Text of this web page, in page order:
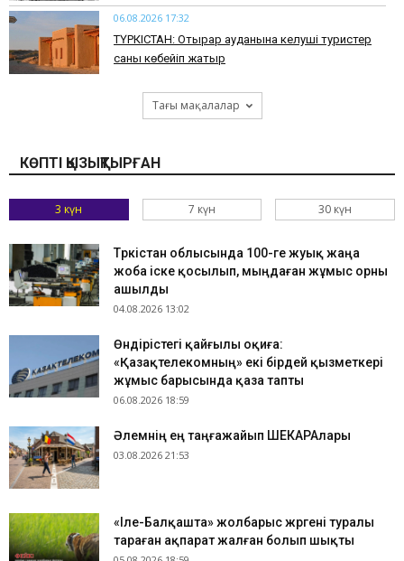
06.08.2026 17:32
ТҮРКІСТАН: Отырар ауданына келуші туристер
саны көбейіп жатыр
Тағы мақалалар
КӨПТІ ҚЫЗЫҚТЫРҒАН
3 күн 7 күн 30 күн
Түркістан облысында 100-ге жуық жаңа
жоба іске қосылып, мыңдаған жұмыс орны
ашылды
04.08.2026 13:02
Өндірістегі қайғылы оқиға:
«Қазақтелекомның» екі бірдей қызметкері
жұмыс барысында қаза тапты
06.08.2026 18:59
​Әлемнің ең таңғажайып ШЕКАРАлары
03.08.2026 21:53
«Іле-Балқашта» жолбарыс жүргені туралы
тараған ақпарат жалған болып шықты